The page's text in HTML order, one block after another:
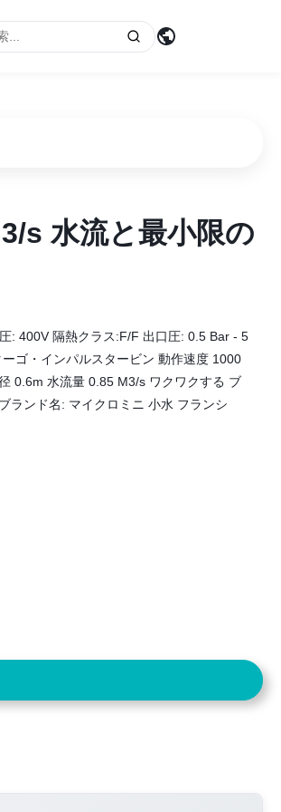
s 水流と最小限の
s 水流と最小限の
: 400V 隔熱クラス:F/F 出口圧: 0.5 Bar - 5
ゴ・インパルスタービン 動作速度 1000
0.6m 水流量 0.85 M3/s ワクワクする ブ
ランド名: マイクロミニ 小水 フランシ